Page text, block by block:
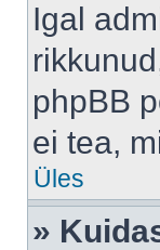
Igal
phpBB
ei tea,
Üles
»